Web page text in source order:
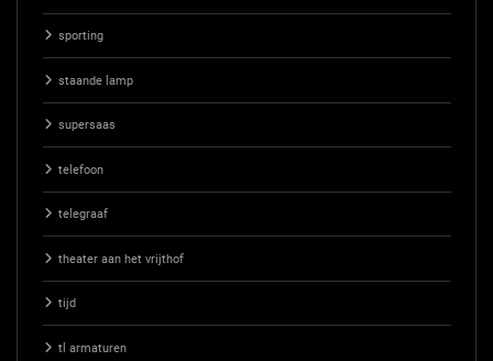
sporting
staande lamp
supersaas
telefoon
telegraaf
theater aan het vrijthof
tijd
tl armaturen